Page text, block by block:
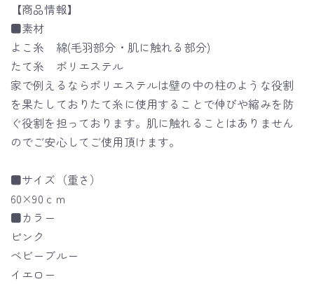
【商品情報】
■素材
よこ糸 綿(毛羽部分・肌に触れる部分)
たて糸 ポリエステル
家で例えるならポリエステルは壁の中の柱のような役割
を果たしておりたて糸に使用することで伸びや縮みを防
ぐ役割を担っております。肌に触れることはありません
のでご安心してご使用頂けます。
■サイズ（重さ）
60×90ｃｍ
■カラー
ピンク
ベビーブルー
イエロー